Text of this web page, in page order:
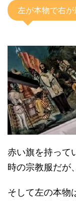
左が本物で右
赤い旗を持って
時の宗教服だが
そして左の本物